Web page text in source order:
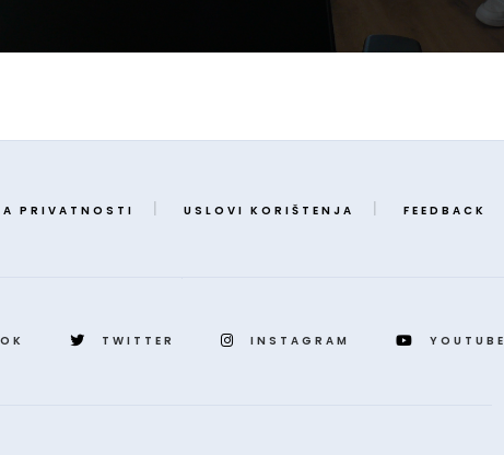
PRIVATNOSTI USLOVI KORIŠTENJA FEEDBACK
TWITTER INSTAGRAM YOUTUBE